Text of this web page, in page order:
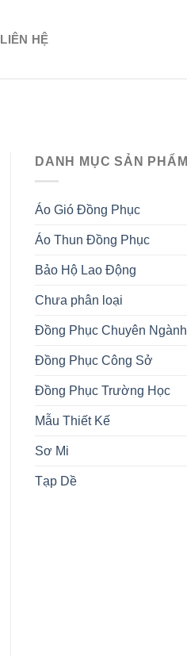
LIÊN HỆ
DANH MỤC SẢN PHẨM
Áo Gió Đồng Phục
Áo Thun Đồng Phục
Bảo Hộ Lao Động
Chưa phân loại
Đồng Phục Chuyên Ngành
Đồng Phục Công Sở
Đồng Phục Trường Học
Mẫu Thiết Kế
Sơ Mi
Tạp Dề